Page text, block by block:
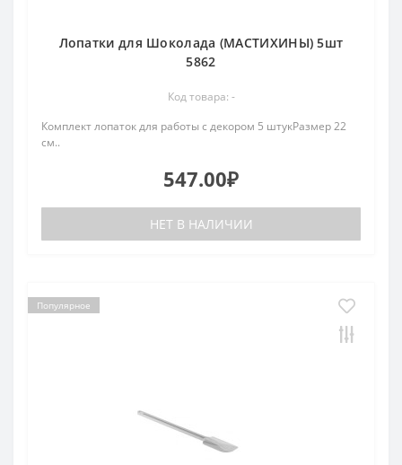
Лопатки для Шоколада (МАСТИХИНЫ) 5шт
5862
Код товара: -
Комплект лопаток для работы с декором 5 штукРазмер 22
см..
547.00₽
НЕТ В НАЛИЧИИ
Популярное